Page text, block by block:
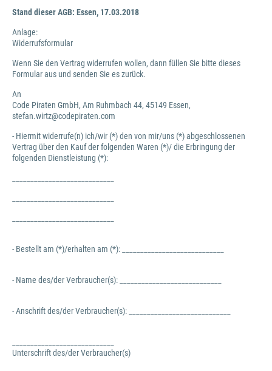
Stand dieser AGB: Essen, 17.03.2018
Anlage:
Widerrufsformular
Wenn Sie den Vertrag widerrufen wollen, dann füllen Sie bitte dieses
Formular aus und senden Sie es zurück.
An
Code Piraten GmbH, Am Ruhmbach 44, 45149 Essen,
stefan.wirtz@codepiraten.com
- Hiermit widerrufe(n) ich/wir (*) den von mir/uns (*) abgeschlossenen
Vertrag über den Kauf der folgenden Waren (*)/ die Erbringung der
folgenden Dienstleistung (*):
- Bestellt am (*)/erhalten am (*): ____________________________
- Name des/der Verbraucher(s): ____________________________
- Anschrift des/der Verbraucher(s): ____________________________
Unterschrift des/der Verbraucher(s)